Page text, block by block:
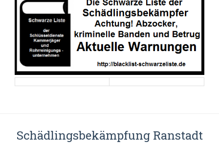
Schädlingsbekämpfung Ranstadt